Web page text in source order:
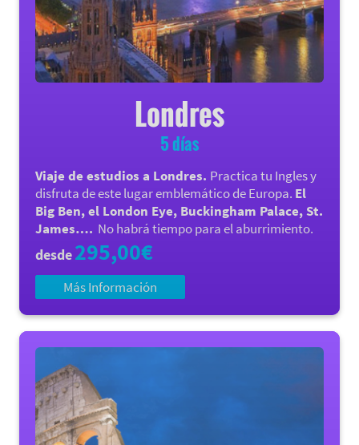
Londres
5 días
Viaje de estudios a Londres. Practica tu Ingles y
disfruta de este lugar emblemático de Europa. El
Big Ben, el London Eye, Buckingham Palace, St.
James…. No habrá tiempo para el aburrimiento.
desde295,00€
Más Información